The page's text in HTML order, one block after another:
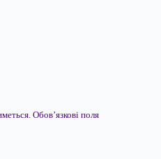
Обов’язкові поля